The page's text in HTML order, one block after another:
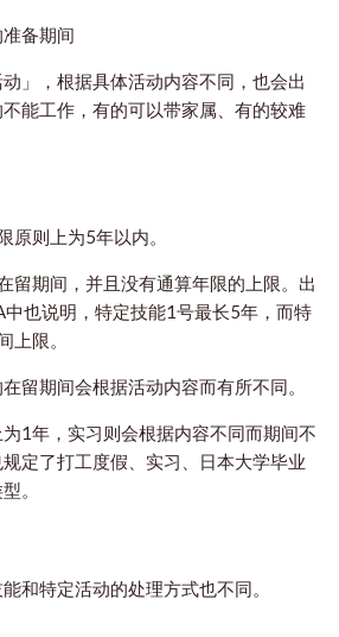
备期间
」，根据具体活动内容不同，也会出
能工作，有的可以带家属、有的较难
原则上为5年以内。
留期间，并且没有通算年限的上限。出
中也说明，特定技能1号最长5年，而特
上限。
留期间会根据活动内容而有所不同。
1年，实习则会根据内容不同而期间不
定了打工度假、实习、日本大学毕业
。
和特定活动的处理方式也不同。